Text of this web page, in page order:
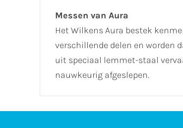
Messen van Aura
Het Wilkens Aura bestek
verschillende delen en worden
uit speciaal lemmet-staal
nauwkeurig afgeslepen.